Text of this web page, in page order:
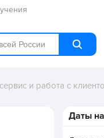
и работа с
Даты